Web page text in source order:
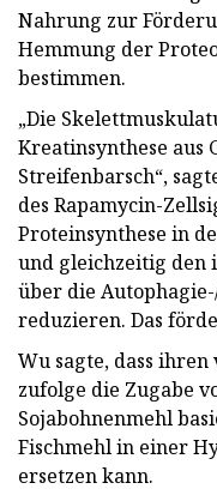
Nahrung zur
Hemmung der
bestimmen.
„Die
Kreatinsynthese aus
Streifenbarsch“,
des Rapamycin-
Proteinsynthese in
und gleichzeitig den
über die
reduzieren. Das
Wu sagte, dass
zufolge die Zugabe
Sojabohnenmehl
Fischmehl in einer
ersetzen kann.